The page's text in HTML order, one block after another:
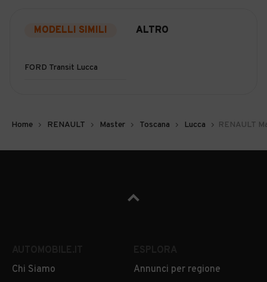
MODELLI SIMILI ALTRO
FORD Transit Lucca
Home RENAULT Master Toscana Lucca RENAULT
Chi Siamo
Annunci per regione